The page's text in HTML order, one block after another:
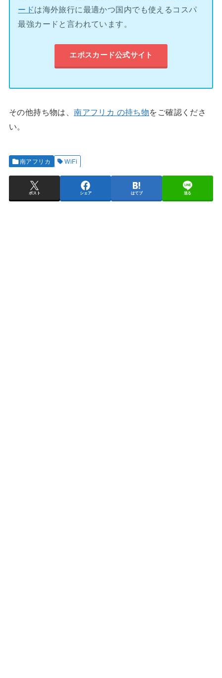
ードは海外旅行に最適かつ国内でも使えるコスパ
最強カードと言われています。
エポスカード公式サイト
その他持ち物は、南アフリカ の持ち物をご確認くださ
い。
南アフリカ WiFi
ポスト シェア はてブ 送る